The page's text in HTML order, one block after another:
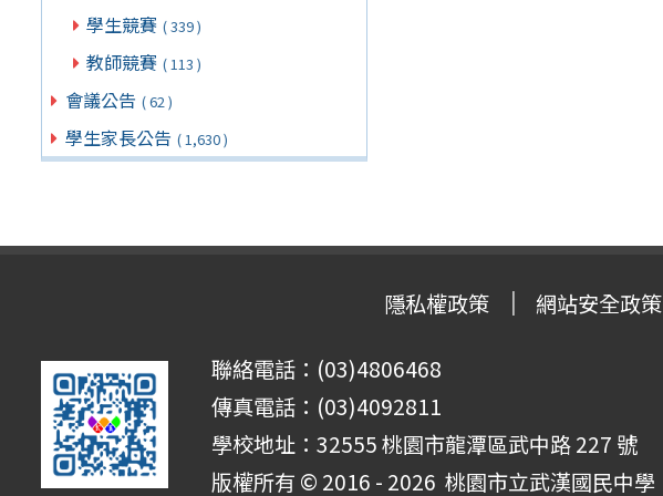
學生競賽 ( 339 )
教師競賽 ( 113 )
會議公告 ( 62 )
學生家長公告 ( 1,630 )
隱私權政策 網站安全政策
聯絡電話：(03)4806468
傳真電話：(03)4092811
學校地址：32555 桃園市龍潭區武中路 227 號
版權所有 © 2016 - 2026 桃園市立武漢國民中學